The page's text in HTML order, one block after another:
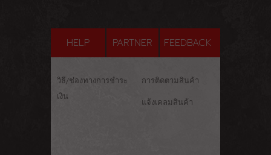
HELP PARTNER FEEDBACK
วิธี/ช่องทางการชำระ
เงิน
การติดตามสินค้า
แจ้งเคลมสินค้า